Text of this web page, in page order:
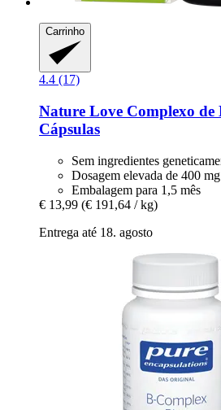
Carrinho
4.4 (17)
Nature Love Complexo de
Cápsulas
Sem ingredientes
Dosagem elevada de 400
Embalagem para 1,5 mês
€ 13,99 (€ 191,64 / kg)
Entrega até 18. agosto